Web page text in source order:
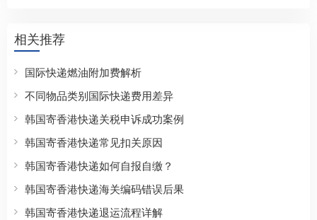
相关推荐
国际快递燃油附加费解析
不同物品类别国际快递费用差异
韩国寄香港快递关税申诉成功案例
韩国寄香港快递常见扣关原因
韩国寄香港快递如何自报自缴？
韩国寄香港快递海关编码错误后果
韩国寄香港快递退运流程详解